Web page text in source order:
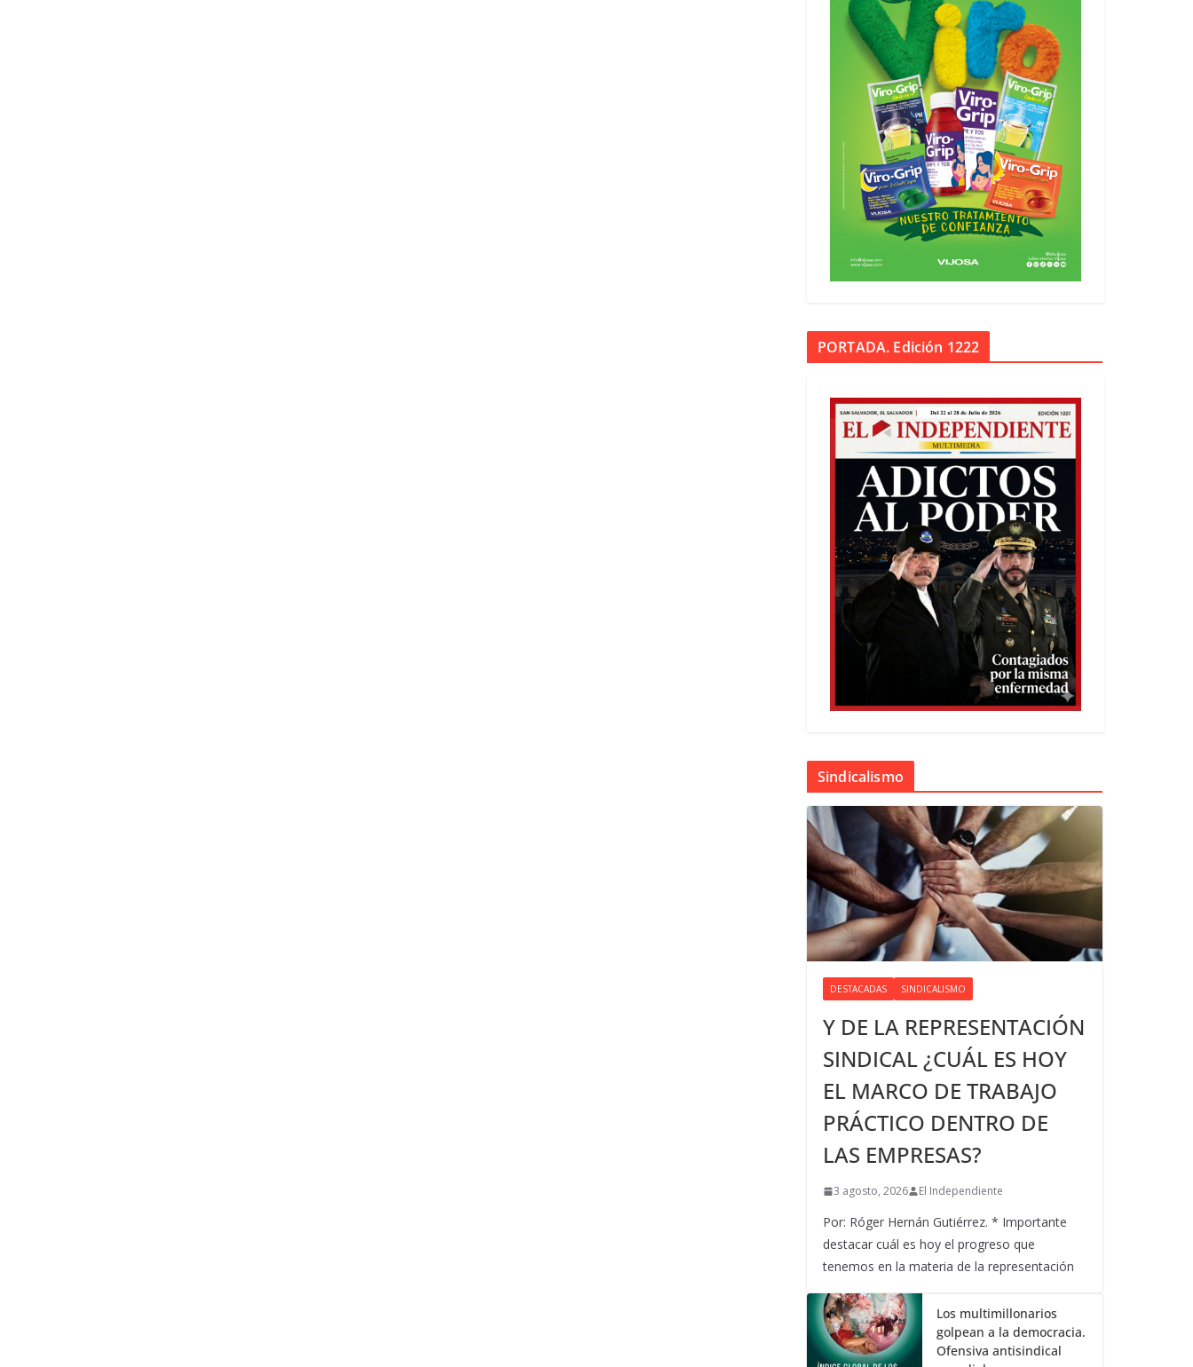
PORTADA. Edición 1222
Sindicalismo
DESTACADAS SINDICALISMO
Y DE LA REPRESENTACIÓN
SINDICAL ¿CUÁL ES HOY
EL MARCO DE TRABAJO
PRÁCTICO DENTRO DE
LAS EMPRESAS?
3 agosto, 2026 El Independiente
Por: Róger Hernán Gutiérrez. * Importante
destacar cuál es hoy el progreso que
tenemos en la materia de la representación
Los multimillonarios
golpean a la democracia.
Ofensiva antisindical